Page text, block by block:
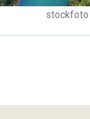
stockfoto